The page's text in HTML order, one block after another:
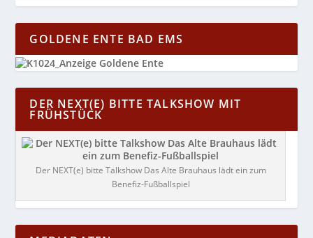
GOLDENE ENTE BAD EMS
DER NEXT(E) BITTE TALKSHOW MIT
FRÜHSTÜCK
Der NEXT(e) bitte Talkshow Das Alte Brauhaus lädt ein zum
Benefiz-Fußballspiel